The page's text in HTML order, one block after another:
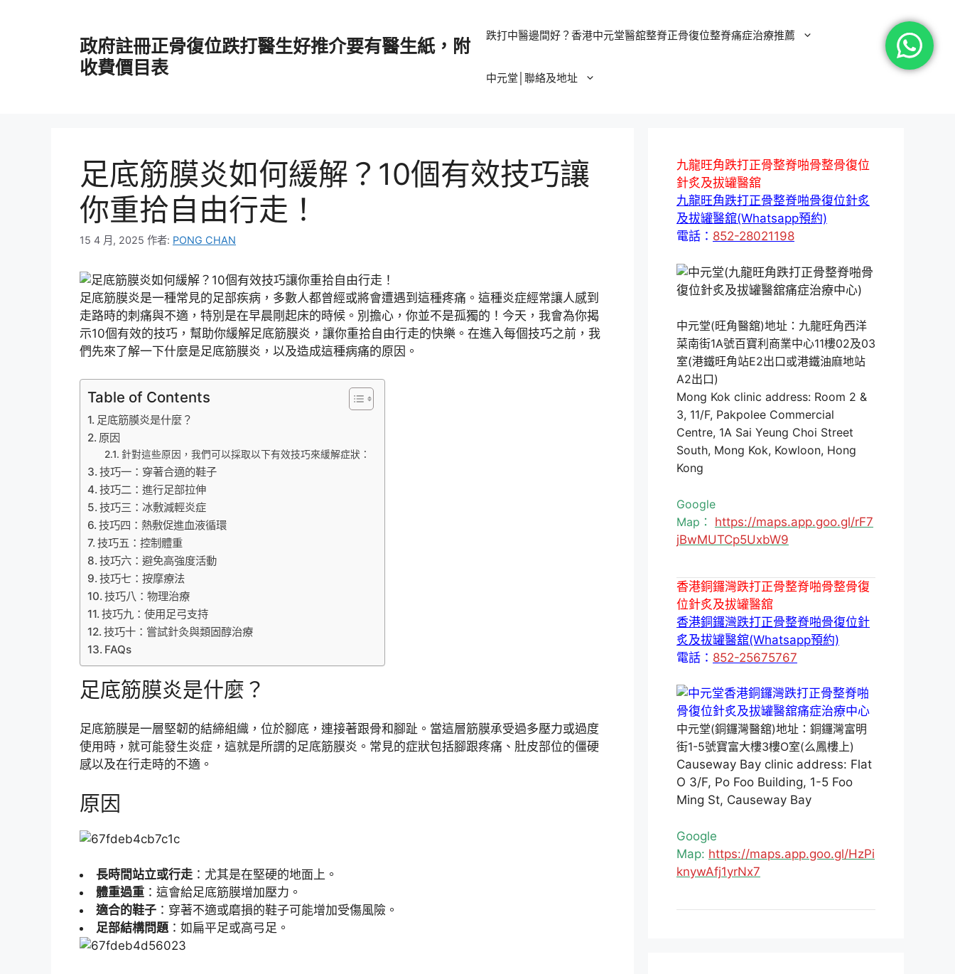
政府註冊正骨復位跌打醫生好推介要有醫生紙，附
收費價目表
跌打中醫邊間好？香港中元堂醫舘整脊正骨復位整脊痛症治療推薦
中元堂│聯絡及地址
足底筋膜炎如何緩解？10個有效技巧讓
你重拾自由行走！
15 4 月, 2025 作者: PONG CHAN
足底筋膜炎是一種常見的足部疾病，多數人都曾經或將會遭遇到這種疼痛。這種炎症經常讓人感到
走路時的刺痛與不適，特別是在早晨剛起床的時候。別擔心，你並不是孤獨的！今天，我會為你揭
示10個有效的技巧，幫助你緩解足底筋膜炎，讓你重拾自由行走的快樂。在進入每個技巧之前，我
們先來了解一下什麼是足底筋膜炎，以及造成這種病痛的原因。
Table of Contents
足底筋膜炎是什麼？
原因
針對這些原因，我們可以採取以下有效技巧來緩解症狀：
技巧一：穿著合適的鞋子
技巧二：進行足部拉伸
技巧三：冰敷減輕炎症
技巧四：熱敷促進血液循環
技巧五：控制體重
技巧六：避免高強度活動
技巧七：按摩療法
技巧八：物理治療
技巧九：使用足弓支持
技巧十：嘗試針灸與類固醇治療
FAQs
足底筋膜炎是什麼？
足底筋膜是一層堅韌的結締組織，位於腳底，連接著跟骨和腳趾。當這層筋膜承受過多壓力或過度
使用時，就可能發生炎症，這就是所謂的足底筋膜炎。常見的症狀包括腳跟疼痛、肚皮部位的僵硬
感以及在行走時的不適。
原因
長時間站立或行走 ：尤其是在堅硬的地面上。
體重過重 ：這會給足底筋膜增加壓力。
適合的鞋子 ：穿著不適或磨損的鞋子可能增加受傷風險。
足部結構問題：如扁平足或高弓足。
九龍旺角跌打正骨整脊啪骨整骨復位
針炙及拔罐醫舘
九龍旺角跌打正骨整脊啪骨復位針炙
及拔罐醫舘(Whatsapp預約)
電話： 852-28021198
中元堂(旺角醫舘)地址：九龍旺角西洋
菜南街1A號百寶利商業中心11樓02及03
室(港鐵旺角站E2出口或港鐵油麻地站
A2出口)
Mong Kok clinic address: Room 2 &
3, 11/F, Pakpolee Commercial
Centre, 1A Sai Yeung Choi Street
South, Mong Kok, Kowloon, Hong
Kong
Google
Map： https://maps.app.goo.gl/rF7
jBwMUTCp5UxbW9
香港銅鑼灣跌打正骨整脊啪骨整骨復
位針炙及拔罐醫舘
香港銅鑼灣跌打正骨整脊啪骨復位針
炙及拔罐醫舘(Whatsapp預約)
電話： 852-25675767
中元堂(銅鑼灣醫舘)地址：銅鑼灣富明
街1-5號寶富大樓3樓O室(么鳳樓上)
Causeway Bay clinic address: Flat
O 3/F, Po Foo Building, 1-5 Foo
Ming St, Causeway Bay
Google
Map: https://maps.app.goo.gl/HzPi
knywAfj1yrNx7